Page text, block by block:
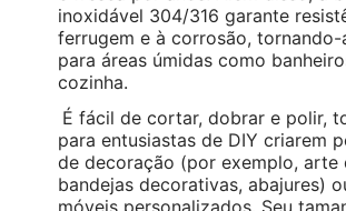
inoxidável 304/316 garante
ferrugem e à corrosão, tornando-
para áreas úmidas como
cozinha.
É fácil de cortar, dobrar e polir,
para entusiastas de DIY criarem
de decoração (por exemplo, arte
bandejas decorativas, abajures)
móveis personalizados. Seu